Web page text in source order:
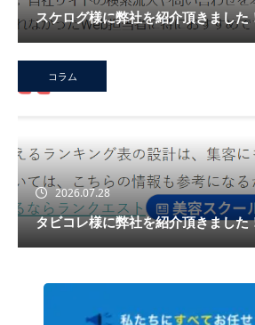
スケログ様に弊社を紹介頂きました
コラム
2026.07.28
タビコレ様に弊社を紹介頂きました